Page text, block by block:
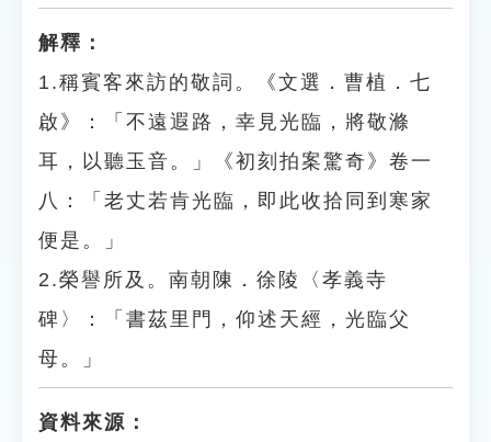
解釋：
1.稱賓客來訪的敬詞。《文選．曹植．七
啟》：「不遠遐路，幸見光臨，將敬滌
耳，以聽玉音。」《初刻拍案驚奇》卷一
八：「老丈若肯光臨，即此收拾同到寒家
便是。」
2.榮譽所及。南朝陳．徐陵〈孝義寺
碑〉：「書茲里門，仰述天經，光臨父
母。」
資料來源：